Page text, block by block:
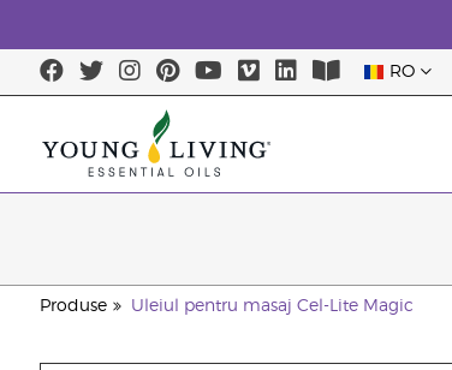
RO
Produse Uleiul pentru masaj Cel-Lite Magic